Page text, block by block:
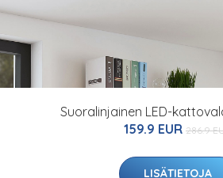
Suoralinjainen LED-
159.9 EUR 286.9
LISÄTIETOJA